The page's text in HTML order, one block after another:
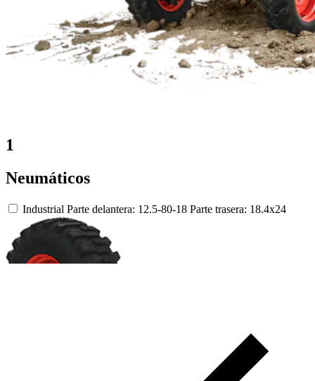
1
Neumáticos
Industrial Parte delantera: 12.5-80-18 Parte trasera: 18.4x24